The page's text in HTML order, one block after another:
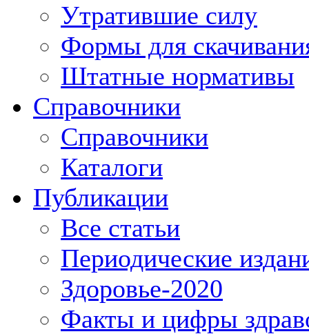
Утратившие силу
Формы для
Штатные нормативы
Справочники
Справочники
Каталоги
Публикации
Все статьи
Периодические
Здоровье-2020
Факты и цифры